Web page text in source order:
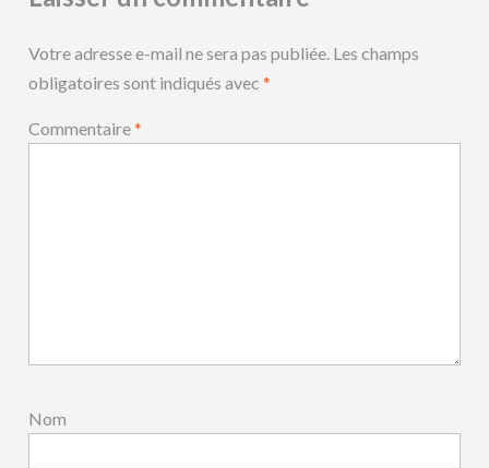
Votre adresse e-mail ne sera pas publiée. Les champs
obligatoires sont indiqués avec*
Commentaire*
Nom